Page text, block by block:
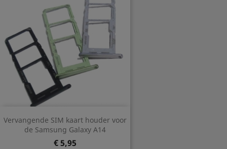
Vervangende SIM kaart houder voor
de Samsung Galaxy A14
Prijs
€ 5,95